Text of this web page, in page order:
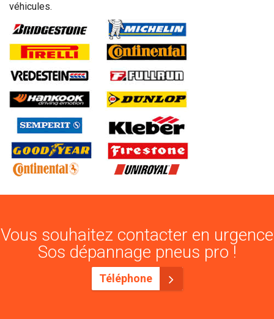
véhicules.
Vous souhaitez contacter en urgence
Sos dépannage pneus pro !
Téléphone